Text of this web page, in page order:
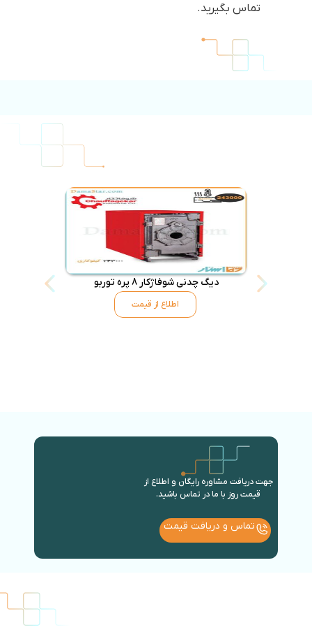
تماس بگیرید.
دیگ چدنی شوفاژکار 8 پره توربو
اطلاع از قیمت
جهت دریافت مشاوره رایگان و اطلاع از
قیمت روز با ما در تماس باشید.
تماس و دریافت قیمت